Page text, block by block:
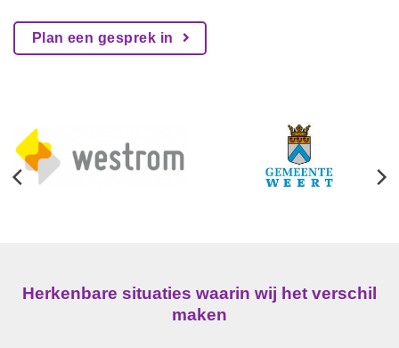
Plan een gesprek in
Herkenbare situaties waarin wij het verschil
maken